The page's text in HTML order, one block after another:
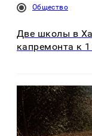
Общество
Две школы в
капремонта к